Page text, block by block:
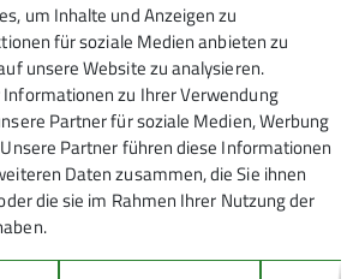
um Inhalte und Anzeigen zu
für soziale Medien anbieten zu
unsere Website zu analysieren.
zu Ihrer Verwendung
Partner für soziale Medien, Werbung
Partner führen diese Informationen
Daten zusammen, die Sie ihnen
die sie im Rahmen Ihrer Nutzung der